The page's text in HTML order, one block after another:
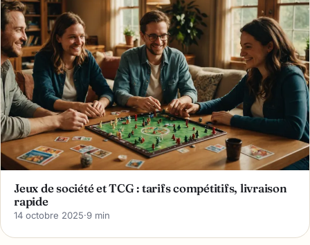
Jeux de société et TCG : tarifs compétitifs, livraison
rapide
14 octobre 2025·9 min